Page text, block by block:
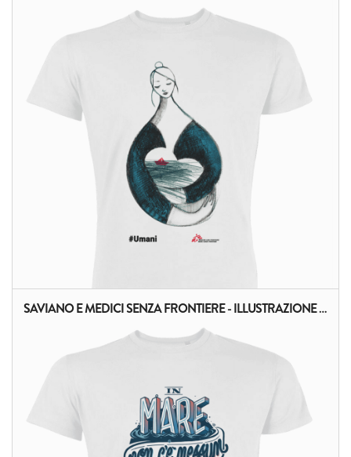
SAVIANO E MEDICI SENZA FRONTIERE - ILLUSTRAZIONE DI PAGLIARDINI